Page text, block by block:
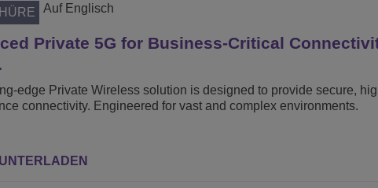
Auf Englisch
Private 5G for Business-Critical
edge Private Wireless solution is designed to provide secure,
connectivity. Engineered for vast and complex environments.